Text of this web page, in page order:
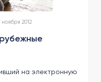
2012
на электронную